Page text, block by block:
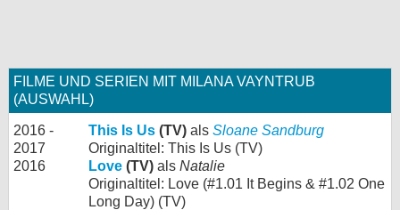
FILME UND SERIEN MIT MILANA VAYNTRUB
(AUSWAHL)
2016 -
2017
This Is Us (TV) als Sloane Sandburg
Originaltitel: This Is Us (TV)
2016
Love (TV) als Natalie
Originaltitel: Love (#1.01 It Begins & #1.02 One
Long Day) (TV)